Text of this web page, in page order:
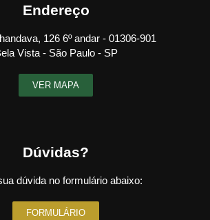
Endereço
126 6º andar - 01306-901
Vista - São Paulo - SP
VER MAPA
Dúvidas?
dúvida no formulário abaixo:
FORMULÁRIO